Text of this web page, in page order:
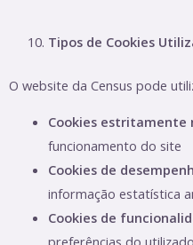
Tipos de Cookies
O website da Census pode
Cookies estritamente
funcionamento do site
Cookies de
informação estatística
Cookies de